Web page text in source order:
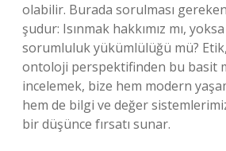
olabilir. Burada sorulması
şudur: Isınmak hakkımız mı,
sorumluluk yükümlülüğü mü?
ontoloji perspektifinden bu basit
incelemek, bize hem modern
hem de bilgi ve değer
bir düşünce fırsatı sunar.